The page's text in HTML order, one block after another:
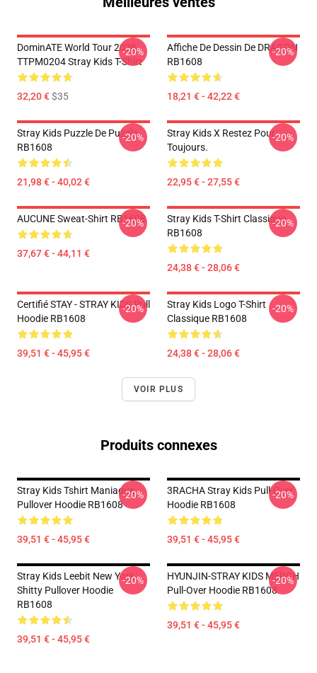
DominATE World Tour 2026
TTPM0204 Stray Kids T-Shirt
32,20 €$35
-20%
Affiche De Dessin De DRAGON
RB1608
18,21 € - 42,22 €
-20%
Stray Kids Puzzle De Puzzle
RB1608
21,98 € - 40,02 €
-20%
Stray Kids X Restez Pour
Toujours.
22,95 € - 27,55 €
-20%
AUCUNE Sweat-Shirt RB1608
37,67 € - 44,11 €
-20%
Stray Kids T-Shirt Classique
RB1608
24,38 € - 28,06 €
-20%
Certifié STAY - STRAY KIDS Pull
Hoodie RB1608
39,51 € - 45,95 €
-20%
Stray Kids Logo T-Shirt
Classique RB1608
24,38 € - 28,06 €
-20%
VOIR PLUS
Produits connexes
Stray Kids Tshirt Maniaque
Pullover Hoodie RB1608
39,51 € - 45,95 €
-20%
3RACHA Stray Kids Pull-Over
Hoodie RB1608
39,51 € - 45,95 €
-20%
Stray Kids Leebit New York
Shitty Pullover Hoodie
RB1608
39,51 € - 45,95 €
-20%
HYUNJIN-STRAY KIDS MERCH
Pull-Over Hoodie RB1608
39,51 € - 45,95 €
-20%